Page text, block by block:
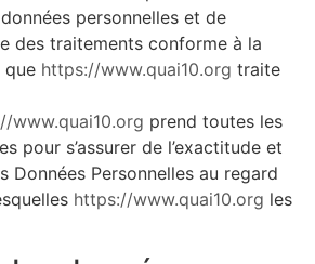
personnelles et de
des traitements conforme à la
que https://www.quai10.org traite
www.quai10.org prend toutes les
pour s’assurer de l’exactitude et
Données Personnelles au regard
https://www.quai10.org les